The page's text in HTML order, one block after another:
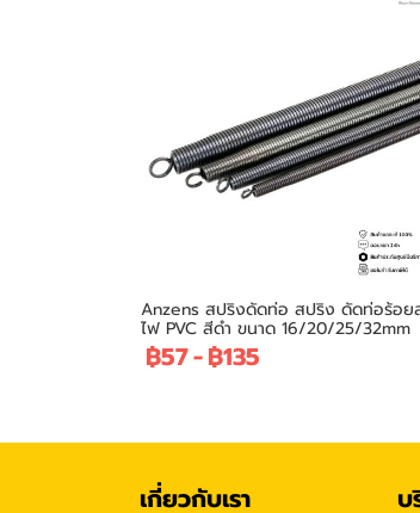
Anzens สปริงดัดท่อ สปริง ดัดท่อร้อย
ไฟ PVC สีดำ ขนาด 16/20/25/32mm
฿57-฿135
เกี่ยวกับเรา บ